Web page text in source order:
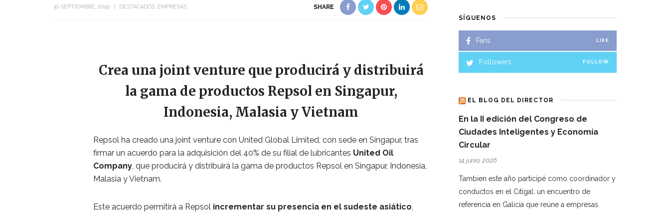
30 SEPTIEMBRE, 2019 DESTACADOS EMPRESAS SHARE
Crea una joint venture que producirá y distribuirá
la gama de productos Repsol en Singapur,
Indonesia, Malasia y Vietnam
Repsol ha creado una joint venture con United Global Limited, con sede en Singapur, tras
firmar un acuerdo para la adquisición del 40% de su filial de lubricantes United Oil
Company, que producirá y distribuirá la gama de productos Repsol en Singapur, Indonesia,
Malasia y Vietnam.
Este acuerdo permitirá a Repsol incrementar su presencia en el sudeste asiático,
SÍGUENOS
Fans LIKE
Followers FOLLOW
EL BLOG DEL DIRECTOR
En la II edición del Congreso de
Ciudades Inteligentes y Economía
Circular
14 junio, 2026
Tambien este año participé como coordinador y
conductos en el Citigal; un encuentro de
referencia en Galicia que reúne a empresas